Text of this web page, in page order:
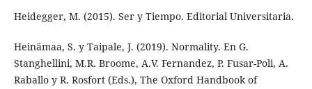
Heidegger, M. (2015). Ser y Tiempo. Editorial Universitaria.
Heinämaa, S. y Taipale, J. (2019). Normality. En G.
Stanghellini, M.R. Broome, A.V. Fernandez, P. Fusar-Poli, A.
Raballo y R. Rosfort (Eds.), The Oxford Handbook of